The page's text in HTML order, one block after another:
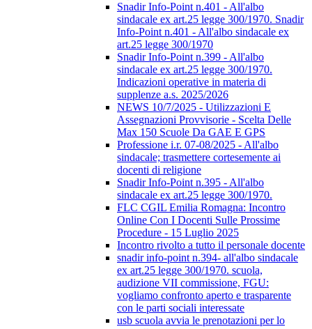
Snadir Info-Point n.401 - All'albo
sindacale ex art.25 legge 300/1970. Snadir
Info-Point n.401 - All'albo sindacale ex
art.25 legge 300/1970
Snadir Info-Point n.399 - All'albo
sindacale ex art.25 legge 300/1970.
Indicazioni operative in materia di
supplenze a.s. 2025/2026
NEWS 10/7/2025 - Utilizzazioni E
Assegnazioni Provvisorie - Scelta Delle
Max 150 Scuole Da GAE E GPS
Professione i.r. 07-08/2025 - All'albo
sindacale; trasmettere cortesemente ai
docenti di religione
Snadir Info-Point n.395 - All'albo
sindacale ex art.25 legge 300/1970.
FLC CGIL Emilia Romagna: Incontro
Online Con I Docenti Sulle Prossime
Procedure - 15 Luglio 2025
Incontro rivolto a tutto il personale docente
snadir info-point n.394- all'albo sindacale
ex art.25 legge 300/1970. scuola,
audizione VII commissione, FGU:
vogliamo confronto aperto e trasparente
con le parti sociali interessate
usb scuola avvia le prenotazioni per lo